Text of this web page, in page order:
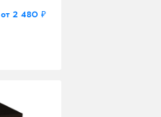
от 2 480 ₽